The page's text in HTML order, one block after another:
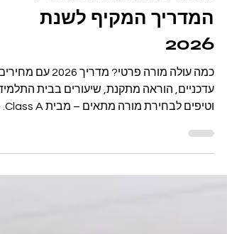
כמה עולה מורה פרטי?
המדריך המקיף לשנת
2026
כמה עולה מורה פרטי? מדריך 2026 עם
עדכניים, הוראה מתקנת, שיעורים בבית